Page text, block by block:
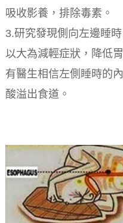
吸收影養，排除毒素。
3.研究發現側向左邊睡
以大為減輕症狀，降低
有醫生相信左側睡時的
酸溢出食道。